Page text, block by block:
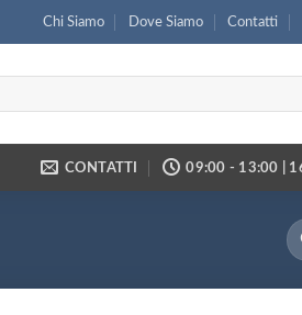
Chi Siamo Dove Siamo Contatti
CONTATTI 09:00 - 13:00 |